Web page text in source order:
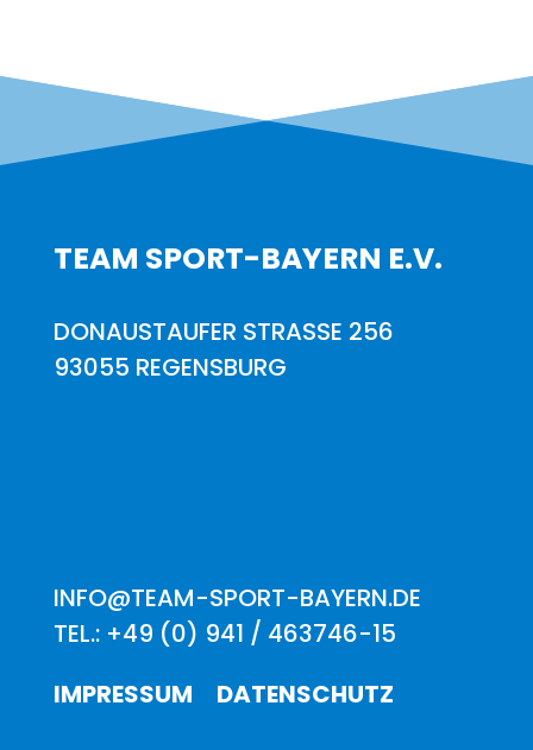
TEAM SPORT-BAYERN E.V.
DONAUSTAUFER STRASSE 256
93055 REGENSBURG
INFO@TEAM-SPORT-BAYERN.DE
TEL.: +49 (0) 941 / 463746-15
IMPRESSUM
DATENSCHUTZ